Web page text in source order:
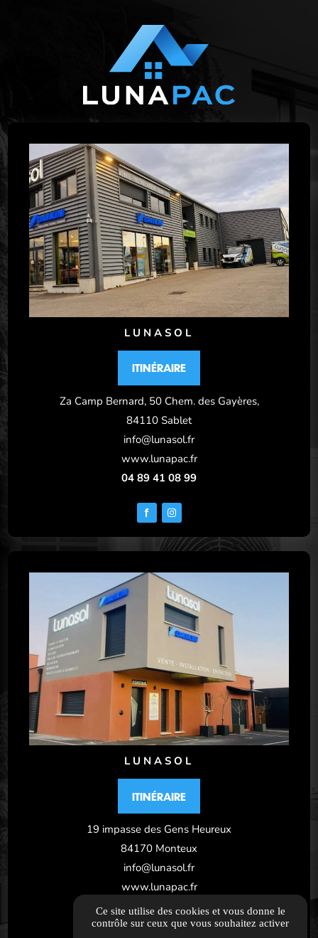
LUNASOL
ITINÉRAIRE
Za Camp Bernard, 50 Chem. des Gayères,
84110 Sablet
info@lunasol.fr
www.lunapac.fr
04 89 41 08 99
LUNASOL
ITINÉRAIRE
19 impasse des Gens Heureux
84170 Monteux
info@lunasol.fr
www.lunapac.fr
04 89 41 08 99
Ce site utilise des cookies et vous donne le
contrôle sur ceux que vous souhaitez activer